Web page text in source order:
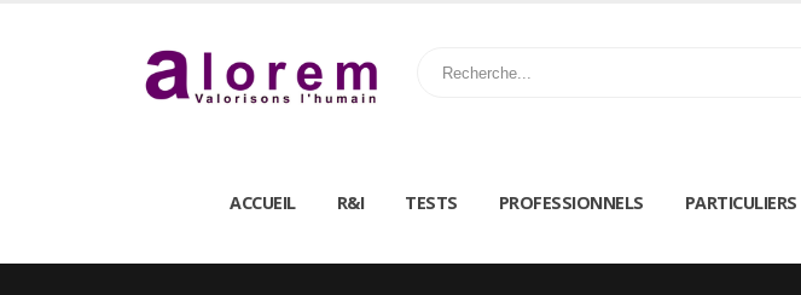
ACCUEIL R&I TESTS PROFESSIONNELS PARTICULIERS